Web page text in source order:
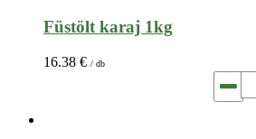
Füstölt karaj 1kg
16.38 € / db